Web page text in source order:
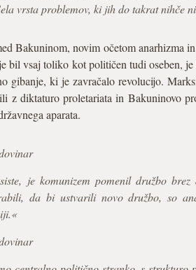
vrsta problemov, ki jih do takrat nihče
Bakuninom, novim očetom anarhizma
bil vsaj toliko kot političen tudi oseben,
gibanje, ki je zavračalo revolucijo.
z diktaturo proletariata in Bakuninovo
aparata.
je komunizem pomenil družbo
da bi ustvarili novo družbo, so